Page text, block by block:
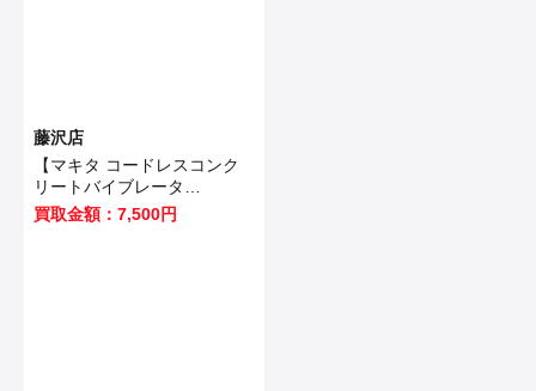
藤沢店
【マキタ コードレスコンク
リートバイブレータ
VR350DZ 】藤沢市のお客様
から買取させていただきまし
買取金額：7,500円